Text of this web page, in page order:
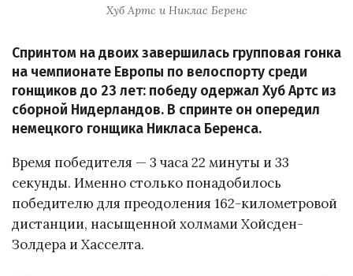
Хуб Артс и Никлас Беренс
Спринтом на двоих завершилась групповая гонка
на чемпионате Европы по велоспорту среди
гонщиков до 23 лет: победу одержал Хуб Артс из
сборной Нидерландов. В спринте он опередил
немецкого гонщика Никласа Беренса.
Время победителя — 3 часа 22 минуты и 33
секунды. Именно столько понадобилось
победителю для преодоления 162-километровой
дистанции, насыщенной холмами Хойсден-
Золдера и Хасселта.